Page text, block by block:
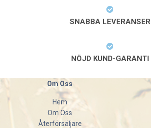
SNABBA LEVERANSER
NÖJD KUND-GARANTI
Om Oss
Hem
Om Oss
Återförsäljare